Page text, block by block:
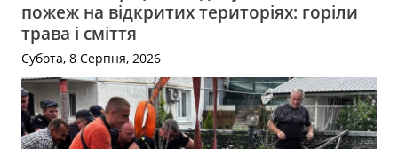
пожеж на відкритих територіях: горіли
трава і сміття
Субота, 8 Серпня, 2026